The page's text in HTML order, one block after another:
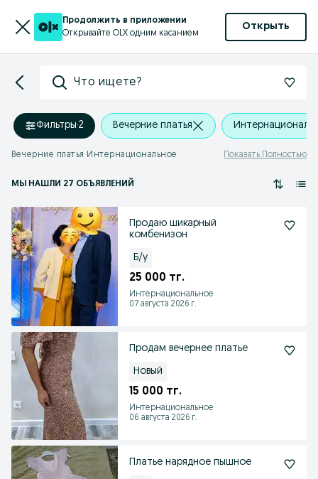
Продолжить в приложении
Открывайте OLX одним касанием
Открыть
Что ищете?
Фильтры·2 Вечерние платья
Вечерние платья Интернациональное Показать Полностью
МЫ НАШЛИ 27 ОБЪЯВЛЕНИЙ
Продаю шикарный
комбенизон
Б/у
25 000 тг.
Интернациональное
07 августа 2026 г.
Продам вечернее платье
Новый
15 000 тг.
Интернациональное
06 августа 2026 г.
Платье нарядное пышное